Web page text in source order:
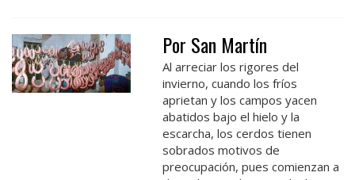
Por San Martín
Al arreciar los rigores del
invierno, cuando los fríos
aprietan y los campos yacen
abatidos bajo el hielo y la
escarcha, los cerdos tienen
sobrados motivos de
preocupación, pues comienzan a